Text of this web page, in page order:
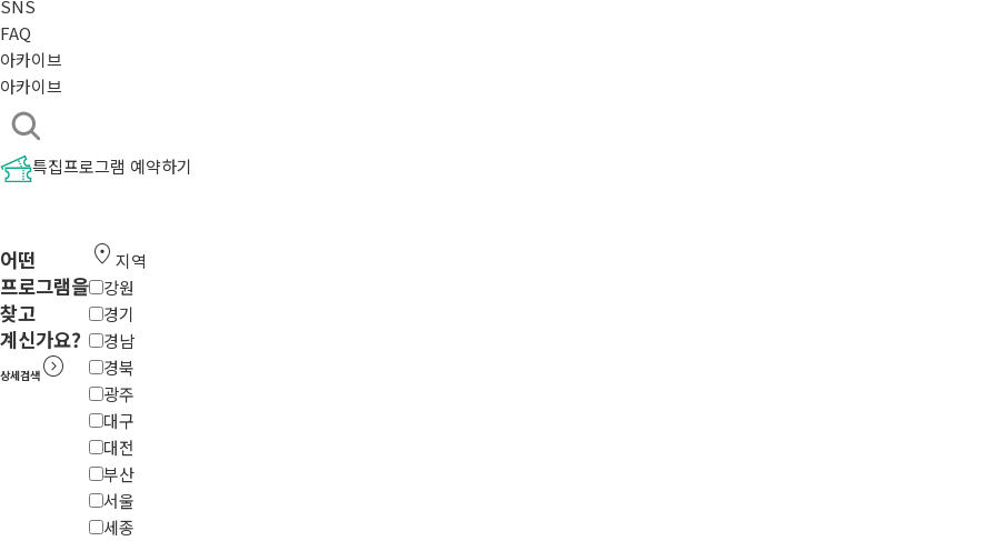
SNS
FAQ
아카이브
아카이브
특집프로그램 예약하기
어떤
프로그램을
찾고
계신가요?
상세검색 expand_circle_right
location_on 지역
강원
경기
경남
경북
광주
대구
대전
부산
서울
세종